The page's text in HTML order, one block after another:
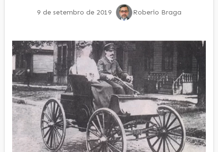
9 de setembro de 2019 Roberio Braga